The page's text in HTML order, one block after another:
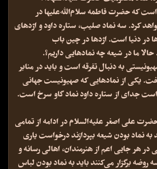
که حضرت فاطمه سلام‌الله‌علیها در
کرد. سه نماد صلیب، ستاره داود و اژدهای
در دنیا است. اژدها در چین باب
ما در شیعه چه نمادهایی داریم؟.
به دنبال تفرقه است و باید در منابر
یکی از نمادهایی که صهیونیست جهانی
است جدای از ستاره داود نماد گاو سرخ است.
علی اصغر علیه‌السلام در ادامه از تمامی
نماد بودن شیعه بپردازند درخواست یاری
هر جایی اعم از هنرمندان، اهالی رسانه و
برگزار می‌کنند باید به نماد بودن لباس